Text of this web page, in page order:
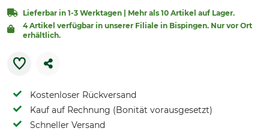
Lieferbar in 1-3 Werktagen | Mehr als 10 Artikel auf Lager.
4 Artikel verfügbar in unserer Filiale in Bispingen. Nur vor Ort
erhältlich.
Kostenloser Rückversand
Kauf auf Rechnung (Bonität vorausgesetzt)
Schneller Versand